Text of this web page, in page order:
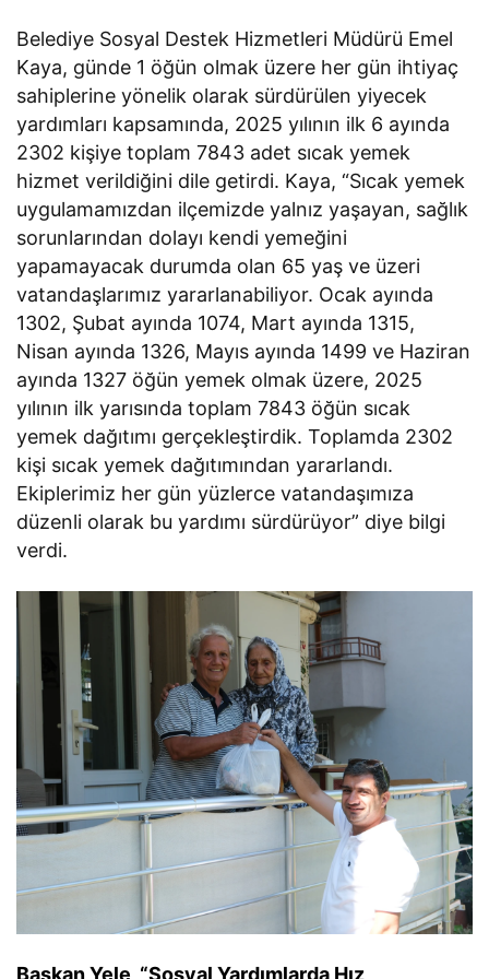
Belediye Sosyal Destek Hizmetleri Müdürü Emel
Kaya, günde 1 öğün olmak üzere her gün ihtiyaç
sahiplerine yönelik olarak sürdürülen yiyecek
yardımları kapsamında, 2025 yılının ilk 6 ayında
2302 kişiye toplam 7843 adet sıcak yemek
hizmet verildiğini dile getirdi. Kaya, “Sıcak yemek
uygulamamızdan ilçemizde yalnız yaşayan, sağlık
sorunlarından dolayı kendi yemeğini
yapamayacak durumda olan 65 yaş ve üzeri
vatandaşlarımız yararlanabiliyor. Ocak ayında
1302, Şubat ayında 1074, Mart ayında 1315,
Nisan ayında 1326, Mayıs ayında 1499 ve Haziran
ayında 1327 öğün yemek olmak üzere, 2025
yılının ilk yarısında toplam 7843 öğün sıcak
yemek dağıtımı gerçekleştirdik. Toplamda 2302
kişi sıcak yemek dağıtımından yararlandı.
Ekiplerimiz her gün yüzlerce vatandaşımıza
düzenli olarak bu yardımı sürdürüyor” diye bilgi
verdi.
Başkan Yele, “Sosyal Yardımlarda Hız